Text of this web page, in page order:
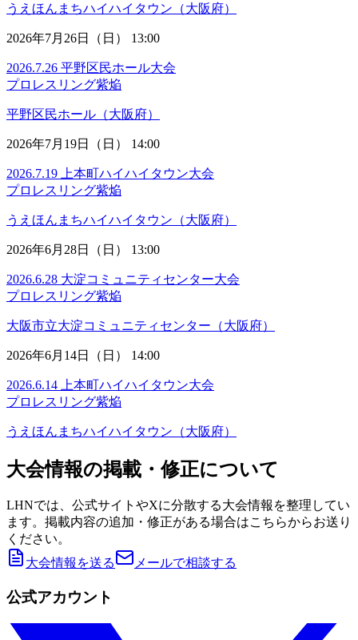
うえほんまちハイハイタウン（大阪府）
2026年7月26日（日） 13:00
2026.7.26 平野区民ホール大会
プロレスリング紫焔
平野区民ホール（大阪府）
2026年7月19日（日） 14:00
2026.7.19 上本町ハイハイタウン大会
プロレスリング紫焔
うえほんまちハイハイタウン（大阪府）
2026年6月28日（日） 13:00
2026.6.28 大淀コミュニティセンター大会
プロレスリング紫焔
大阪市立大淀コミュニティセンター（大阪府）
2026年6月14日（日） 14:00
2026.6.14 上本町ハイハイタウン大会
プロレスリング紫焔
うえほんまちハイハイタウン（大阪府）
大会情報の掲載・修正について
LHNでは、公式サイトやXに分散する大会情報を整理してい
ます。掲載内容の追加・修正がある場合はこちらからお送り
ください。
大会情報を送る
メールで相談する
公式アカウント